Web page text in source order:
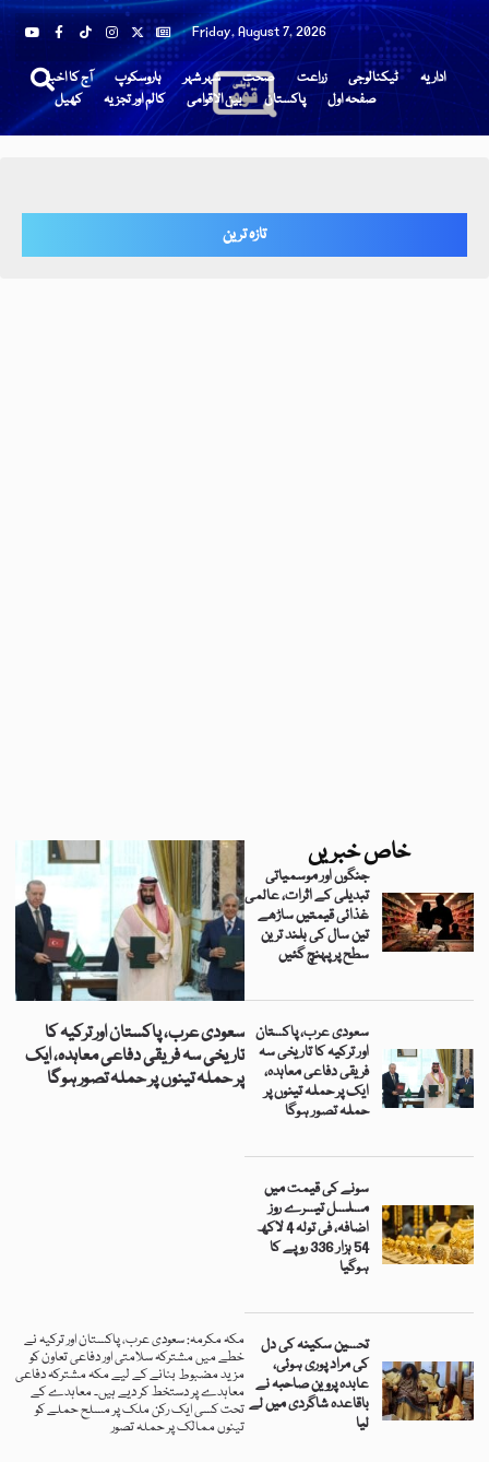
Friday, August 7, 2026
آج کا اخبار ہاروسکوپ شہر شہر صحت زراعت ٹیکنالوجی
اداریہ
کھیل
کالم اور تجزیہ بین الاقوامی پاکستان صفحہ اول
تازہ ترین
خاص خبریں
جنگوں اور موسمیاتی
تبدیلی کے اثرات، عالمی
غذائی قیمتیں ساڑھے
تین سال کی بلند ترین
سطح پر پہنچ گئیں
سعودی عرب، پاکستان
اور ترکیہ کا تاریخی سہ
فریقی دفاعی معاہدہ،
ایک پر حملہ تینوں پر
حملہ تصور ہوگا
سونے کی قیمت میں
مسلسل تیسرے روز
اضافہ، فی تولہ 4 لاکھ
54 ہزار 336 روپے کا
ہوگیا
تحسین سکینہ کی دل
کی مراد پوری ہوئی،
عابدہ پروین صاحبہ نے
باقاعدہ شاگردی میں لے
لیا
سعودی عرب، پاکستان اور ترکیہ کا
تاریخی سہ فریقی دفاعی معاہدہ، ایک
پر حملہ تینوں پر حملہ تصور ہوگا
مکہ مکرمہ: سعودی عرب، پاکستان اور ترکیہ نے
خطے میں مشترکہ سلامتی اور دفاعی تعاون کو
مزید مضبوط بنانے کے لیے مکہ مشترکہ دفاعی
معاہدے پر دستخط کر دیے ہیں۔ معاہدے کے
تحت کسی ایک رکن ملک پر مسلح حملے کو
تینوں ممالک پر حملہ تصور